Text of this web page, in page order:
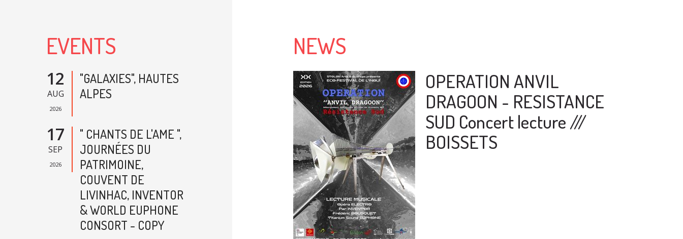
NEWS
OPERATION ANVIL
DRAGOON - RESISTANCE
SUD Concert lecture ///
BOISSETS
EVENTS
12
AUG
2026
"GALAXIES", HAUTES
ALPES
17
SEP
2026
" CHANTS DE L'AME ",
JOURNÉES DU
PATRIMOINE,
COUVENT DE
LIVINHAC, INVENTOR
& WORLD EUPHONE
CONSORT - COPY